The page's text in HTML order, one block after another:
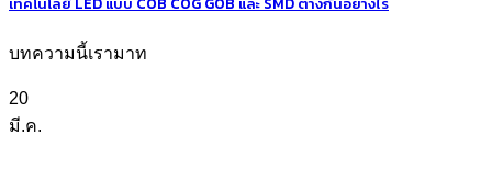
บทความนี้เรามาท
20
มี.ค.